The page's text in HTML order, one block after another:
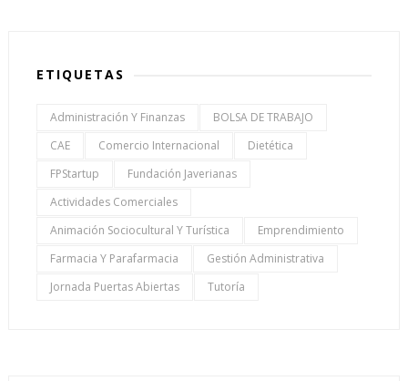
ETIQUETAS
Administración Y Finanzas
BOLSA DE TRABAJO
CAE
Comercio Internacional
Dietética
FPStartup
Fundación Javerianas
Actividades Comerciales
Animación Sociocultural Y Turística
Emprendimiento
Farmacia Y Parafarmacia
Gestión Administrativa
Jornada Puertas Abiertas
Tutoría